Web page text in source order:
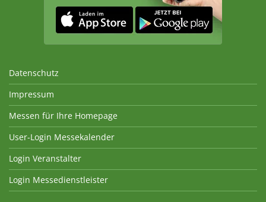
Datenschutz
Impressum
Messen für Ihre Homepage
User-Login Messekalender
Login Veranstalter
Login Messedienstleister